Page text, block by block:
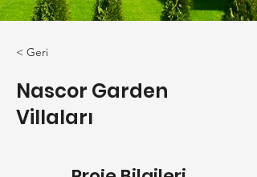
< Geri
Nascor Garden
Villaları